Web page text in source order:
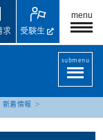
menu
受験生
求
submenu
新着情報